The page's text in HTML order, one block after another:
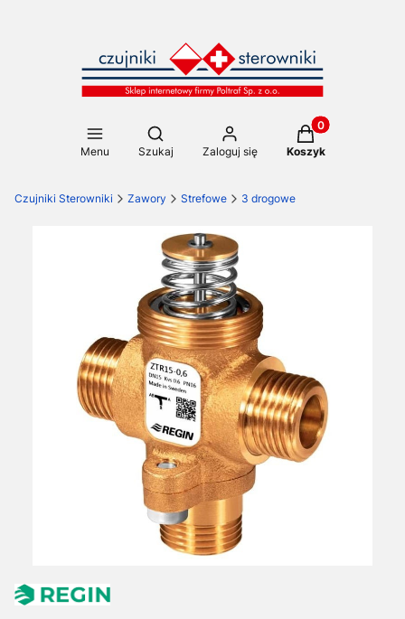
Menu
Otwórz wyszukiwarkę
Szukaj Zaloguj się
Produkty w
Koszyk
Czujniki Sterowniki Zawory Strefowe 3 drogowe